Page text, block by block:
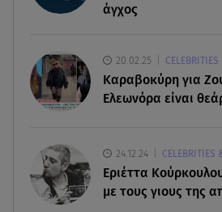
που βρέθηκε σε σπηλιά
08.08.26 , 14:50
Κατερίνα Καινούργιου: Η Πάρος
08.08.26 , 14:25
Καιρός: Σε πορτοκαλί
φωτιές τα επόμενα 24ωρα
άγχος
20.02.25
Καραβοκύρη για
Ελεωνόρα είναι
24.12.24
Εριέττα
με τους γιους της